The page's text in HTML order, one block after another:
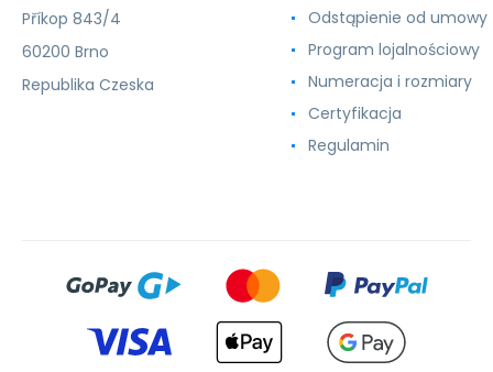
Příkop 843/4
60200 Brno
Republika Czeska
Odstąpienie od umowy
Program lojalnościowy
Numeracja i rozmiary
Certyfikacja
Regulamin